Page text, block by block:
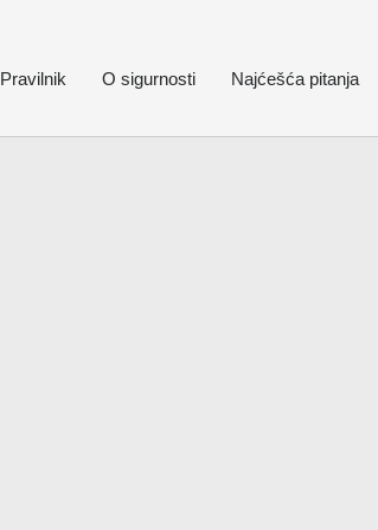
Pravilnik O sigurnosti Najćešća pitanja